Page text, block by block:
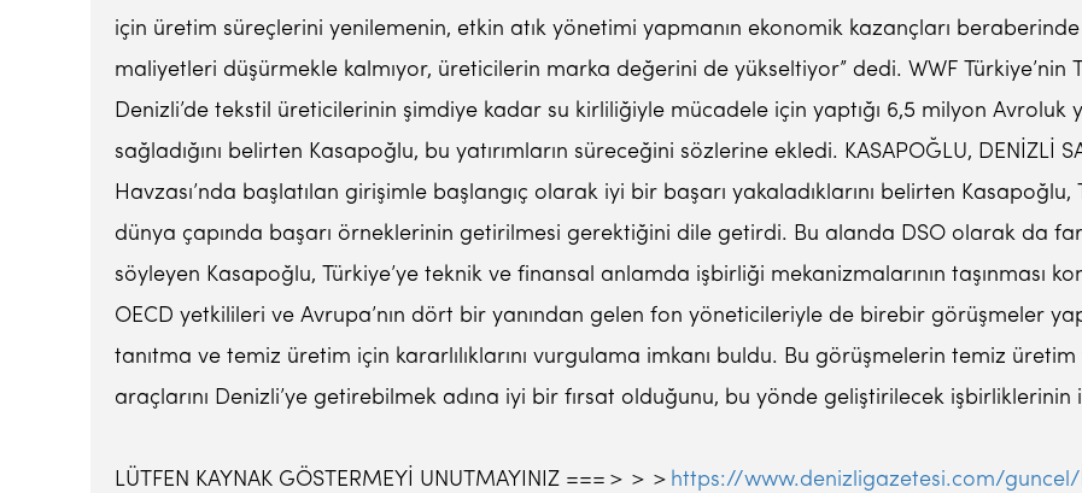
için üretim süreçlerini yenilemenin, etkin atık yönetimi yapmanın ekonomik kazançları
maliyetleri düşürmekle kalmıyor, üreticilerin marka değerini de yükseltiyor” dedi. WWF Türkiye’nin
Denizli’de tekstil üreticilerinin şimdiye kadar su kirliliğiyle mücadele için yaptığı 6,5 milyon Avroluk
sağladığını belirten Kasapoğlu, bu yatırımların süreceğini sözlerine ekledi. KASAPOĞLU, DENİZLİ
Havzası’nda başlatılan girişimle başlangıç olarak iyi bir başarı yakaladıklarını belirten
dünya çapında başarı örneklerinin getirilmesi gerektiğini dile getirdi. Bu alanda DSO olarak da
söyleyen Kasapoğlu, Türkiye’ye teknik ve finansal anlamda işbirliği mekanizmalarının taşınması
OECD yetkilileri ve Avrupa’nın dört bir yanından gelen fon yöneticileriyle de birebir görüşmeler
tanıtma ve temiz üretim için kararlılıklarını vurgulama imkanı buldu. Bu görüşmelerin temiz
araçlarını Denizli’ye getirebilmek adına iyi bir fırsat olduğunu, bu yönde geliştirilecek işbirliklerinin
LÜTFEN KAYNAK GÖSTERMEYİ UNUTMAYINIZ ===＞＞＞ https://www.denizligazetesi.com/